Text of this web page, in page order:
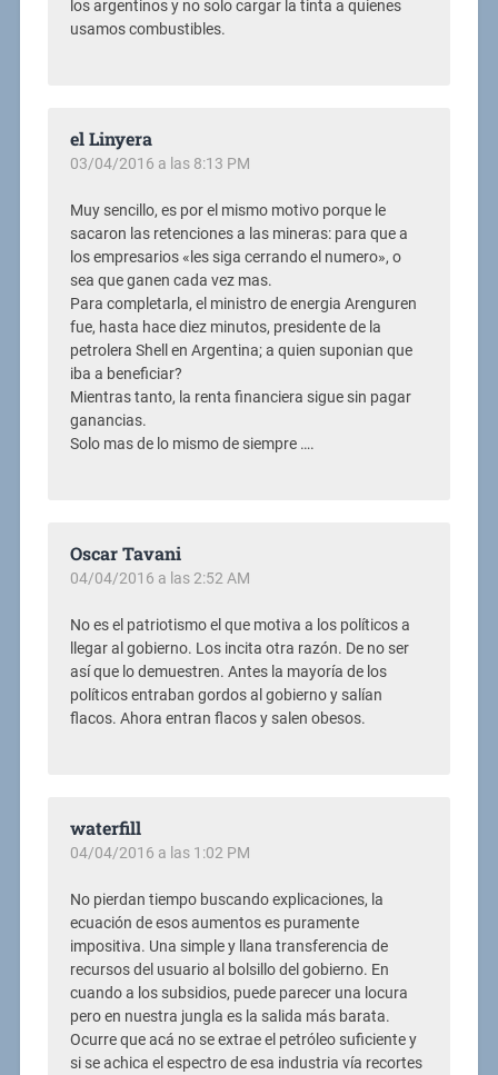
los argentinos y no solo cargar la tinta a quienes
usamos combustibles.
el Linyera
03/04/2016 a las 8:13 PM
Muy sencillo, es por el mismo motivo porque le
sacaron las retenciones a las mineras: para que a
los empresarios «les siga cerrando el numero», o
sea que ganen cada vez mas.
Para completarla, el ministro de energia Arenguren
fue, hasta hace diez minutos, presidente de la
petrolera Shell en Argentina; a quien suponian que
iba a beneficiar?
Mientras tanto, la renta financiera sigue sin pagar
ganancias.
Solo mas de lo mismo de siempre ….
Oscar Tavani
04/04/2016 a las 2:52 AM
No es el patriotismo el que motiva a los políticos a
llegar al gobierno. Los incita otra razón. De no ser
así que lo demuestren. Antes la mayoría de los
políticos entraban gordos al gobierno y salían
flacos. Ahora entran flacos y salen obesos.
waterfill
04/04/2016 a las 1:02 PM
No pierdan tiempo buscando explicaciones, la
ecuación de esos aumentos es puramente
impositiva. Una simple y llana transferencia de
recursos del usuario al bolsillo del gobierno. En
cuando a los subsidios, puede parecer una locura
pero en nuestra jungla es la salida más barata.
Ocurre que acá no se extrae el petróleo suficiente y
si se achica el espectro de esa industria vía recortes